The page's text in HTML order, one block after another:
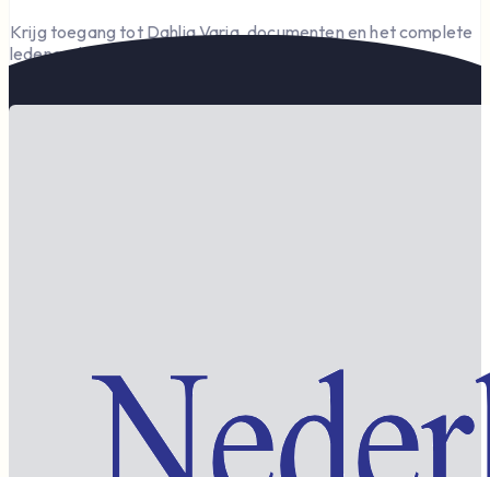
Krijg toegang tot Dahlia Varia, documenten en het complete
ledengedeelte — en steun de vereniging.